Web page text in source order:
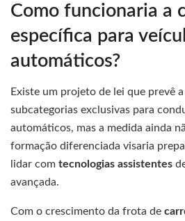
Como funcionaria a
específica para
automáticos?
Existe um projeto de lei que prevê
subcategorias exclusivas para
automáticos, mas a medida ainda
formação diferenciada visaria
lidar com tecnologias assistentes
avançada.
Com o crescimento da frota de